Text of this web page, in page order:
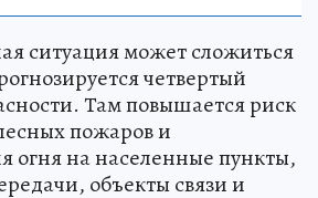
ситуация может сложиться
четвертый
Там повышается риск
пожаров и
огня на населенные пункты,
объекты связи и